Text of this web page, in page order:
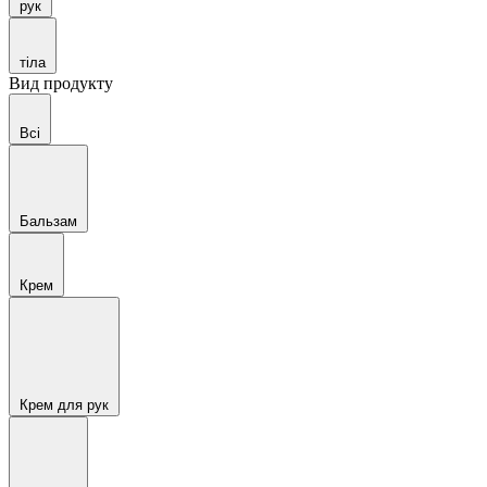
рук
тіла
Вид продукту
Всі
Бальзам
Крем
Крем для рук